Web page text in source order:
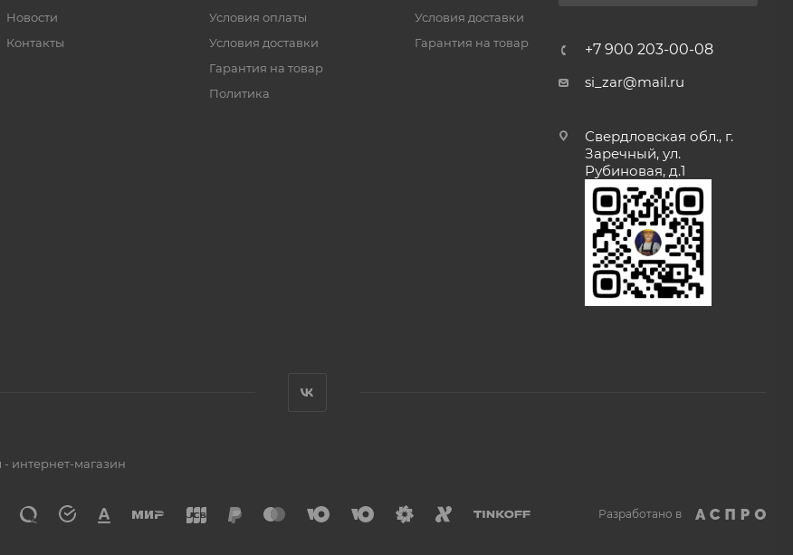
Новости
Контакты
Условия оплаты
Условия доставки
Гарантия на товар
Политика
Условия доставки
Гарантия на товар
+7 900 203-00-08
si_zar@mail.ru
Свердловская обл., г.
Заречный, ул.
Рубиновая, д.1
интернет-магазин
Разработано в